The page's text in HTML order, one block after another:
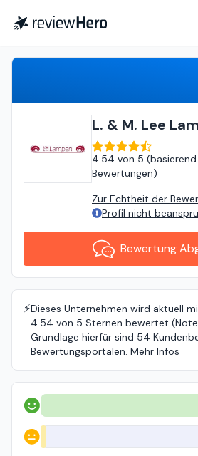
L. & M. Lee
4.54 von 5 (
Bewertungen)
Zur Echtheit der
Profil nicht
Bewertung
⚡️Dieses Unternehmen wird aktuell
4.54 von 5 Sternen bewertet (Note
Grundlage hierfür sind 54
Bewertungsportalen. Mehr Infos
Positiv
Neutral